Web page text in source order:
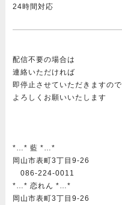
24時間対応
配信不要の場合は
連絡いただければ
即停止させていただきますので
よろしくお願いいたします
*…* 藍 *…*
岡山市表町3丁目9-26
086-224-0011
*…* 恋れん *…*
岡山市表町3丁目9-26